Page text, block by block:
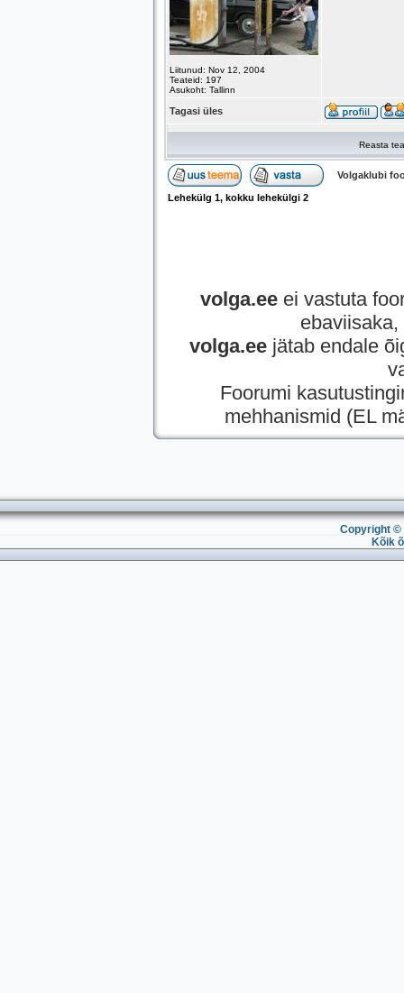
Liitunud: Nov 12, 2004
Teateid: 197
Asukoht: Tallinn
Tagasi üles
Reasta
Volgaklubi
Lehekülg 1, kokku lehekülgi 2
volga.eeei vastuta
volga.ee jätab endale
Foorumi
mehhanismid (EL
Copyright ©
Kõik